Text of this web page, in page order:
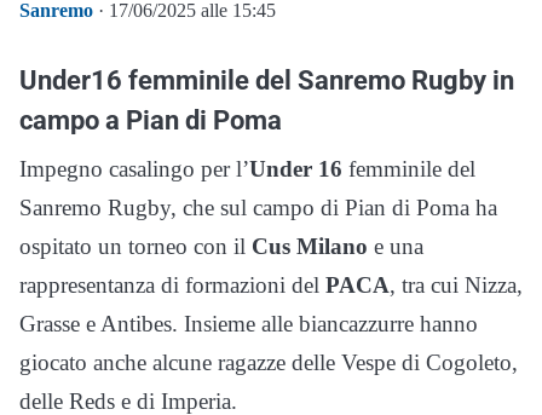
Sanremo · 17/06/2025 alle 15:45
Under16 femminile del Sanremo Rugby in
campo a Pian di Poma
Impegno casalingo per l’Under 16 femminile del
Sanremo Rugby, che sul campo di Pian di Poma ha
ospitato un torneo con il Cus Milano e una
rappresentanza di formazioni del PACA, tra cui Nizza,
Grasse e Antibes. Insieme alle biancazzurre hanno
giocato anche alcune ragazze delle Vespe di Cogoleto,
delle Reds e di Imperia.